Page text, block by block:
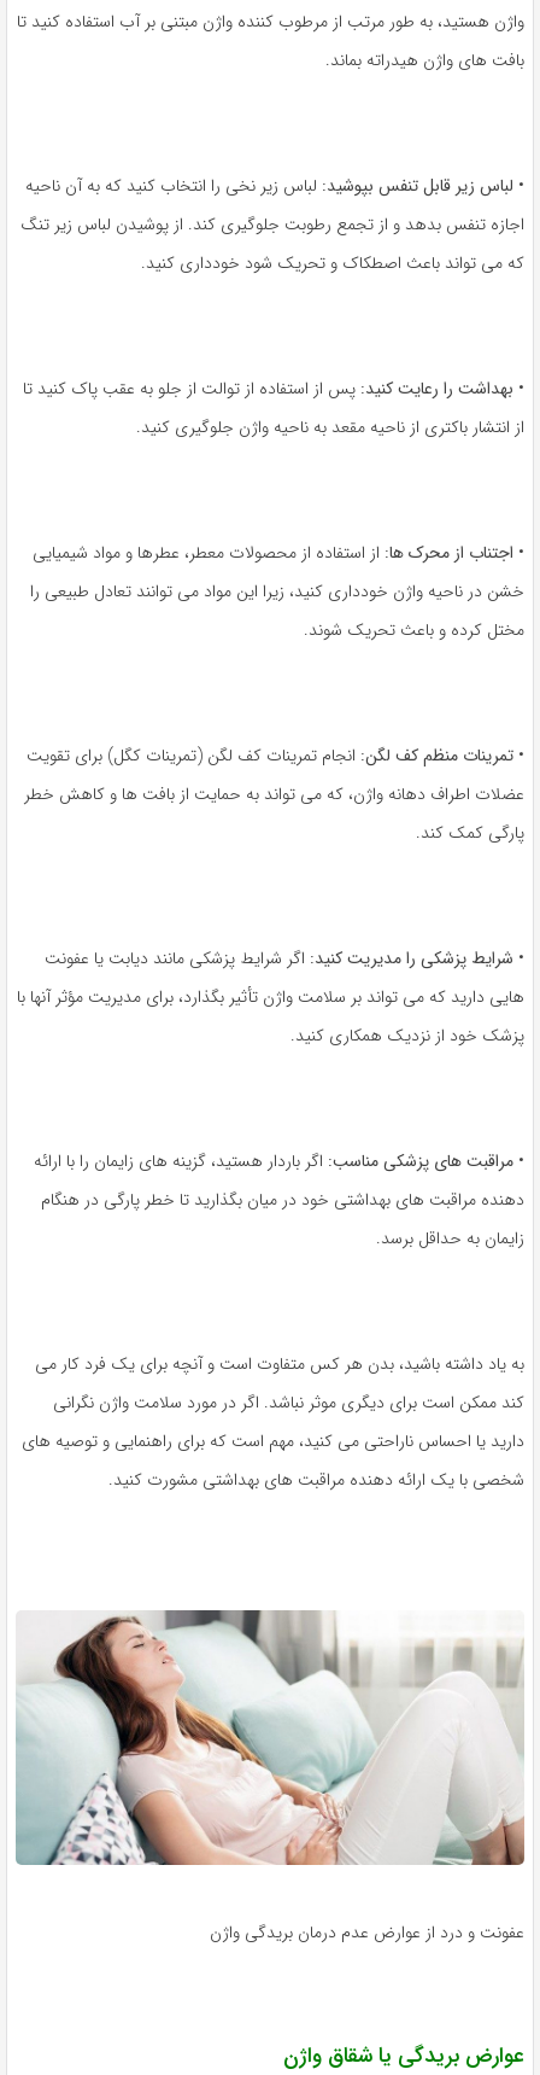
واژن هستید، به طور مرتب از مرطوب کننده واژن مبتنی بر آب استفاده کنید تا
بافت های واژن هیدراته بماند.
• لباس زیر قابل تنفس بپوشید: لباس زیر نخی را انتخاب کنید که به آن ناحیه
اجازه تنفس بدهد و از تجمع رطوبت جلوگیری کند. از پوشیدن لباس زیر تنگ
که می تواند باعث اصطکاک و تحریک شود خودداری کنید.
• بهداشت را رعایت کنید: پس از استفاده از توالت از جلو به عقب پاک کنید تا
از انتشار باکتری از ناحیه مقعد به ناحیه واژن جلوگیری کنید.
• اجتناب از محرک ها: از استفاده از محصولات معطر، عطرها و مواد شیمیایی
خشن در ناحیه واژن خودداری کنید، زیرا این مواد می توانند تعادل طبیعی را
مختل کرده و باعث تحریک شوند.
• تمرینات منظم کف لگن: انجام تمرینات کف لگن (تمرینات کگل) برای تقویت
عضلات اطراف دهانه واژن، که می تواند به حمایت از بافت ها و کاهش خطر
پارگی کمک کند.
• شرایط پزشکی را مدیریت کنید: اگر شرایط پزشکی مانند دیابت یا عفونت
هایی دارید که می تواند بر سلامت واژن تأثیر بگذارد، برای مدیریت مؤثر آنها با
پزشک خود از نزدیک همکاری کنید.
• مراقبت های پزشکی مناسب: اگر باردار هستید، گزینه های زایمان را با ارائه
دهنده مراقبت های بهداشتی خود در میان بگذارید تا خطر پارگی در هنگام
زایمان به حداقل برسد.
به یاد داشته باشید، بدن هر کس متفاوت است و آنچه برای یک فرد کار می
کند ممکن است برای دیگری موثر نباشد. اگر در مورد سلامت واژن نگرانی
دارید یا احساس ناراحتی می کنید، مهم است که برای راهنمایی و توصیه های
شخصی با یک ارائه دهنده مراقبت های بهداشتی مشورت کنید.
عفونت و درد از عوارض عدم درمان بریدگی واژن
عوارض بریدگی یا شقاق واژن